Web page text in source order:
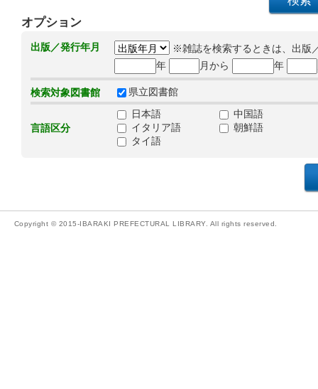
オプション
出版／発行年月
※雑誌を検索するときは、出版
年
月から 年
検索対象図書館 県立図書館
言語区分
日本語
中国語
イタリア語
朝鮮語
タイ語
Copyright © 2015-IBARAKI PREFECTURAL LIBRARY. All rights reserved.